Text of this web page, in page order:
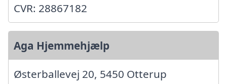
CVR: 28867182
Aga Hjemmehjælp
Østerballevej 20, 5450 Otterup